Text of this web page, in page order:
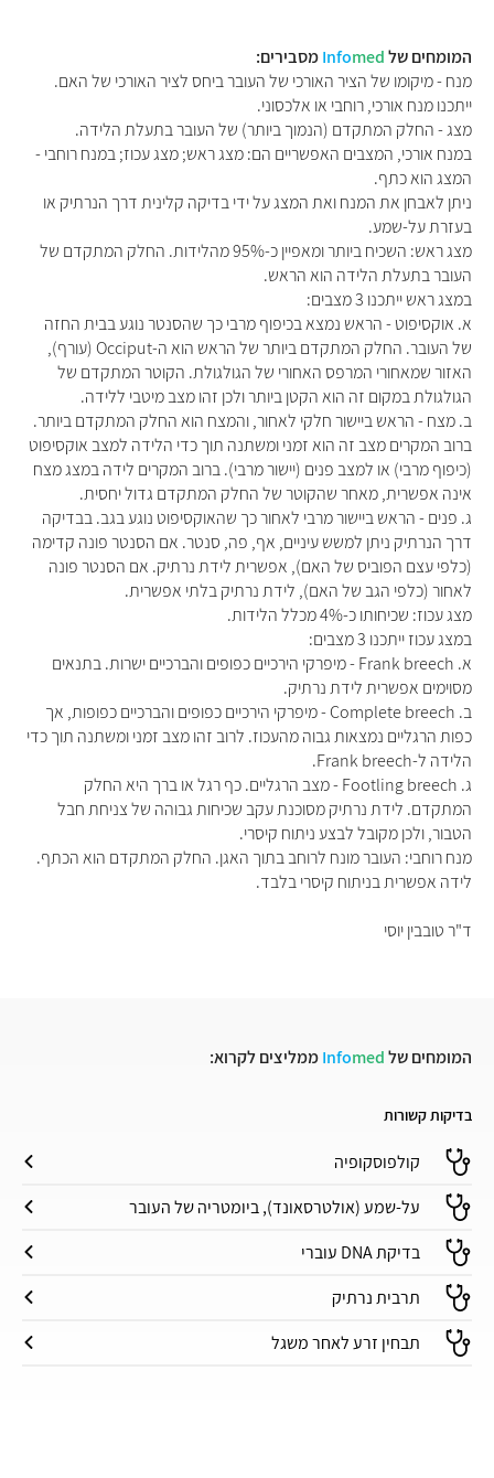
המומחים של Infomed
מסבירים:
מנח - מיקומו של הציר האורכי של העובר ביחס לציר האורכי של האם.
ייתכנו מנח אורכי, רוחבי או אלכסוני.
מצג - החלק המתקדם (הנמוך ביותר) של העובר בתעלת הלידה.
במנח אורכי, המצבים האפשריים הם: מצג ראש; מצג עכוז; במנח רוחבי -
המצג הוא כתף.
ניתן לאבחן את המנח ואת המצג על ידי בדיקה קלינית דרך הנרתיק או
בעזרת על-שמע.
מצג ראש: השכיח ביותר ומאפיין כ-95% מהלידות. החלק המתקדם של
העובר בתעלת הלידה הוא הראש.
במצג ראש ייתכנו 3 מצבים:
א. אוקסיפוט - הראש נמצא בכיפוף מרבי כך שהסנטר נוגע בבית החזה
של העובר. החלק המתקדם ביותר של הראש הוא ה-Occiput (עורף),
האזור שמאחורי המרפס האחורי של הגולגולת. הקוטר המתקדם של
הגולגולת במקום זה הוא הקטן ביותר ולכן זהו מצב מיטבי ללידה.
ב. מצח - הראש ביישור חלקי לאחור, והמצח הוא החלק המתקדם ביותר.
ברוב המקרים מצב זה הוא זמני ומשתנה תוך כדי הלידה למצב אוקסיפוט
(כיפוף מרבי) או למצב פנים (יישור מרבי). ברוב המקרים לידה במצג מצח
אינה אפשרית, מאחר שהקוטר של החלק המתקדם גדול יחסית.
ג. פנים - הראש ביישור מרבי לאחור כך שהאוקסיפוט נוגע בגב. בבדיקה
דרך הנרתיק ניתן למשש עיניים, אף, פה, סנטר. אם הסנטר פונה קדימה
(כלפי עצם הפוביס של האם), אפשרית לידת נרתיק. אם הסנטר פונה
לאחור (כלפי הגב של האם), לידת נרתיק בלתי אפשרית.
מצג עכוז: שכיחותו כ-4% מכלל הלידות.
במצג עכוז ייתכנו 3 מצבים:
א. Frank breech - מיפרקי הירכיים כפופים והברכיים ישרות. בתנאים
מסוימים אפשרית לידת נרתיק.
ב. Complete breech - מיפרקי הירכיים כפופים והברכיים כפופות, אך
כפות הרגליים נמצאות גבוה מהעכוז. לרוב זהו מצב זמני ומשתנה תוך כדי
הלידה ל-Frank breech.
ג. Footling breech - מצב הרגליים. כף רגל או ברך היא החלק
המתקדם. לידת נרתיק מסוכנת עקב שכיחות גבוהה של צניחת חבל
הטבור, ולכן מקובל לבצע ניתוח קיסרי.
מנח רוחבי: העובר מונח לרוחב בתוך האגן. החלק המתקדם הוא הכתף.
לידה אפשרית בניתוח קיסרי בלבד.
ד"ר טובבין יוסי
המומחים של Infomed ממליצים לקרוא:
בדיקות קשורות
קולפוסקופיה
על-שמע (אולטרסאונד), ביומטריה של העובר
בדיקת DNA עוברי
תרבית נרתיק
תבחין זרע לאחר משגל